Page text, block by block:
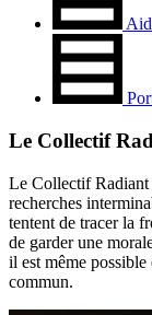
Le Collectif
Le Collectif Radiant
recherches
tentent de tracer la
de garder une
il est même
commun.